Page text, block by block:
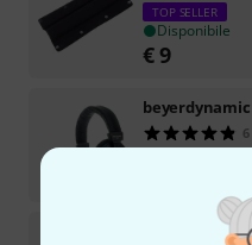
TOP SELLER
Disponibile
€9
beyerdynamic
6
Disponibile
beyerdynamic